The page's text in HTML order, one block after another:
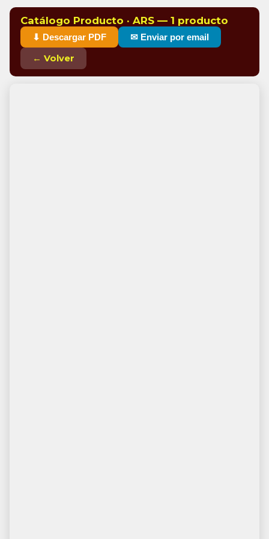
Catálogo Producto · ARS — 1 producto
⬇ Descargar PDF ✉ Enviar por email
← Volver